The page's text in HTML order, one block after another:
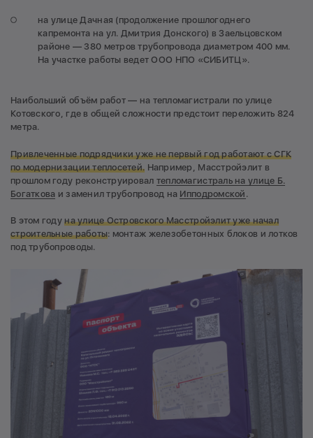
на улице Дачная (продолжение прошлогоднего
капремонта на ул. Дмитрия Донского) в Заельцовском
районе — 380 метров трубопровода диаметром 400 мм.
На участке работы ведет ООО НПО «СИБИТЦ».
Наибольший объём работ — на тепломагистрали по улице
Котовского, где в общей сложности предстоит переложить 824
метра.
Привлеченные подрядчики уже не первый год работают с СГК
по модернизации теплосетей. Например, Масстройэлит в
прошлом году реконструировал тепломагистраль на улице Б.
Богаткова и заменил трубопровод на Ипподромской .
В этом годуна улице Островского Масстройэлит уже начал
строительные работы: монтаж железобетонных блоков и лотков
под трубопроводы.